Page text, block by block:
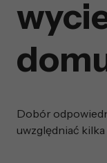
Dobór
uwzględniać